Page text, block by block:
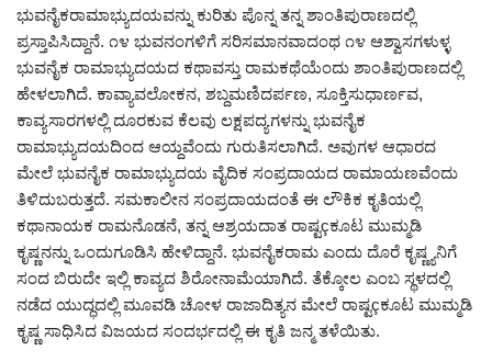
ಭುವನೈಕರಾಮಾಭ್ಯುದಯವನ್ನು ಕುರಿತು ಪೊನ್ನ ತನ್ನ ಶಾಂತಿಪುರಾಣದಲ್ಲಿ
ಪ್ರಸ್ತಾಪಿಸಿದ್ದಾನೆ. ೧೪ ಭುವನಂಗಳಿಗೆ ಸರಿಸಮಾನವಾದಂಥ ೧೪ ಆಶ್ವಾಸಗಳುಳ್ಳ
ಭುವನೈಕ ರಾಮಾಭ್ಯುದಯದ ಕಥಾವಸ್ತು ರಾಮಕಥೆಯೆಂದು ಶಾಂತಿಪುರಾಣದಲ್ಲಿ
ಹೇಳಲಾಗಿದೆ. ಕಾವ್ಯಾವಲೋಕನ, ಶಬ್ದಮಣಿದರ್ಪಣ, ಸೂಕ್ತಿಸುಧಾರ್ಣವ,
ಕಾವ್ಯಸಾರಗಳಲ್ಲಿ ದೂರಕುವ ಕೆಲವು ಲಕ್ಷಪದ್ಯಗಳನ್ನು ಭುವನೈಕ
ರಾಮಾಭ್ಯುದಯದಿಂದ ಆಯ್ದವೆಂದು ಗುರುತಿಸಲಾಗಿದೆ. ಅವುಗಳ ಆಧಾರದ
ಮೇಲೆ ಭುವನೈಕ ರಾಮಾಭ್ಯುದಯ ವೈದಿಕ ಸಂಪ್ರದಾಯದ ರಾಮಾಯಣವೆಂದು
ತಿಳಿದುಬರುತ್ತದೆ. ಸಮಕಾಲೀನ ಸಂಪ್ರದಾಯದಂತೆ ಈ ಲೌಕಿಕ ಕೃತಿಯಲ್ಲಿ
ಕಥಾನಾಯಕ ರಾಮನೊಡನೆ, ತನ್ನ ಆಶ್ರಯದಾತ ರಾಷ್ಟçಕೂಟ ಮುಮ್ಮಡಿ
ಕೃಷ್ಣನನ್ನು ಒಂದುಗೂಡಿಸಿ ಹೇಳಿದ್ದಾನೆ. ಭುವನೈಕರಾಮ ಎಂದು ದೊರೆ ಕೃಷ್ಣ್ಯನಿಗೆ
ಸಂದ ಬಿರುದೇ ಇಲ್ಲಿ ಕಾವ್ಯದ ಶಿರೋನಾಮೆಯಾಗಿದೆ. ತೆಕ್ಕೋಲ ಎಂಬ ಸ್ಥಳದಲ್ಲಿ
ನಡೆದ ಯುದ್ಧದಲ್ಲಿ ಮೂವಡಿ ಚೋಳ ರಾಜಾದಿತ್ಯನ ಮೇಲೆ ರಾಷ್ಟçಕೂಟ ಮುಮ್ಮಡಿ
ಕೃಷ್ಣ ಸಾಧಿಸಿದ ವಿಜಯದ ಸಂದರ್ಭದಲ್ಲಿ ಈ ಕೃತಿ ಜನ್ಮ ತಳೆಯಿತು.